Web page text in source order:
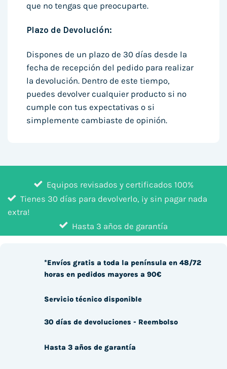
que no tengas que preocuparte.
Plazo de Devolución:
Dispones de un plazo de 30 días desde la
fecha de recepción del pedido para realizar
la devolución. Dentro de este tiempo,
puedes devolver cualquier producto si no
cumple con tus expectativas o si
simplemente cambiaste de opinión.
Equipos revisados y certificados 100%
Tienes 30 días para devolverlo, ¡y sin pagar nada
extra!
Hasta 3 años de garantía
*Envíos gratis a toda la península en 48/72
horas en pedidos mayores a 90€
Servicio técnico disponible
30 días de devoluciones - Reembolso
Hasta 3 años de garantía